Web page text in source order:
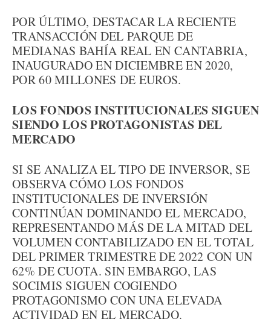
POR ÚLTIMO, DESTACAR LA RECIENTE
TRANSACCIÓN DEL PARQUE DE
MEDIANAS BAHÍA REAL EN CANTABRIA,
INAUGURADO EN DICIEMBRE EN 2020,
POR 60 MILLONES DE EUROS.
LOS FONDOS INSTITUCIONALES SIGUEN
SIENDO LOS PROTAGONISTAS DEL
MERCADO
SI SE ANALIZA EL TIPO DE INVERSOR, SE
OBSERVA CÓMO LOS FONDOS
INSTITUCIONALES DE INVERSIÓN
CONTINÚAN DOMINANDO EL MERCADO,
REPRESENTANDO MÁS DE LA MITAD DEL
VOLUMEN CONTABILIZADO EN EL TOTAL
DEL PRIMER TRIMESTRE DE 2022 CON UN
62% DE CUOTA. SIN EMBARGO, LAS
SOCIMIS SIGUEN COGIENDO
PROTAGONISMO CON UNA ELEVADA
ACTIVIDAD EN EL MERCADO.